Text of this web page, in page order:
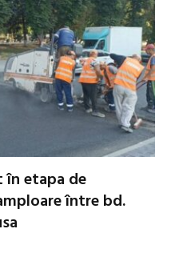
în etapa de
între bd.